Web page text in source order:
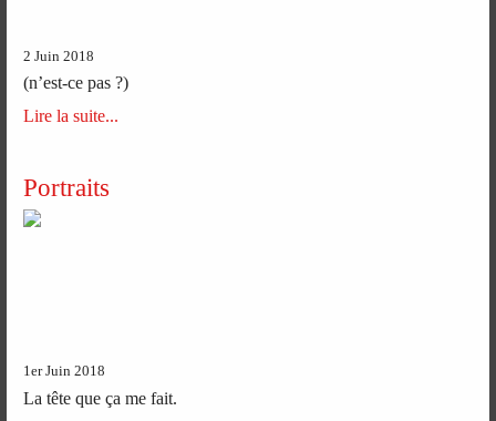
2 Juin 2018
(n’est-ce pas ?)
Lire la suite...
Portraits
1er Juin 2018
La tête que ça me fait.